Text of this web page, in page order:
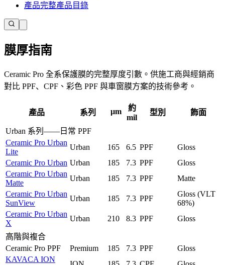
產品完整產品目錄
膜厚指南
Ceramic Pro 全系保護膜的完整厚度引數。供施工商與經銷商
對比 PPF、CPF、彩色 PPF 與車窗膜方案的技術參考。
產品 系列 µm
約
mil
型別 飾面
Urban 系列——日常 PPF
Ceramic Pro Urban
Lite
Urban 165 6.5 PPF
Gloss
Ceramic Pro Urban Urban 185 7.3 PPF
Gloss
Ceramic Pro Urban
Matte
Urban 185 7.3 PPF
Matte
Ceramic Pro Urban
SunView
Urban 185 7.3 PPF
Gloss (VLT
68%)
Ceramic Pro Urban
X
Urban 210 8.3 PPF Gloss
高階與複合
Ceramic Pro PPF
Premium 185 7.3 PPF
Gloss
KAVACA ION